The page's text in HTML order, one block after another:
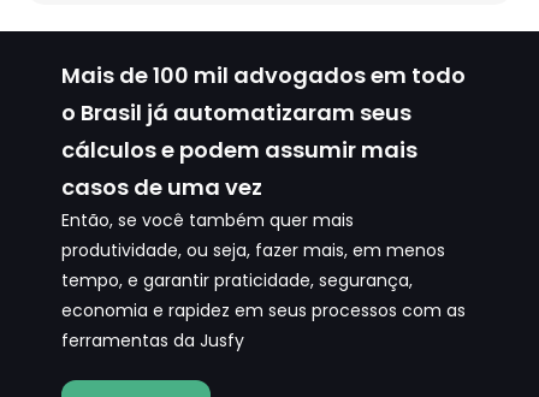
Mais de100 mil advogadosem todo
o Brasil já automatizaram seus
cálculos e podem assumir mais
casos de uma vez
Então, se você também quer mais
produtividade, ou seja, fazer mais, em menos
tempo, e garantir praticidade, segurança,
economia e rapidez em seus processos com as
ferramentas da Jusfy